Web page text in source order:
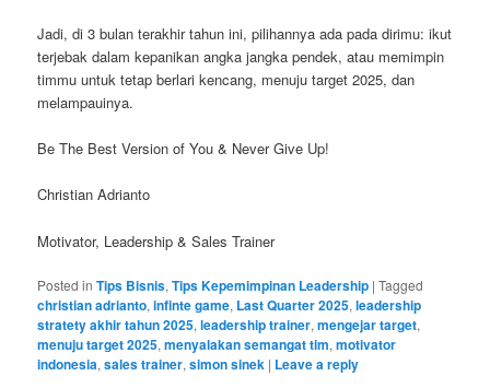
Jadi, di 3 bulan terakhir tahun ini, pilihannya ada pada dirimu: ikut
terjebak dalam kepanikan angka jangka pendek, atau memimpin
timmu untuk tetap berlari kencang, menuju target 2025, dan
melampauinya.
Be The Best Version of You & Never Give Up!
Christian Adrianto
Motivator, Leadership & Sales Trainer
Posted in Tips Bisnis,Tips Kepemimpinan Leadership |Tagged
christian adrianto,infinte game, Last Quarter 2025,leadership
stratety akhir tahun 2025,leadership trainer,mengejar target,
menuju target 2025,menyalakan semangat tim,motivator
indonesia,sales trainer,simon sinek | Leave a reply